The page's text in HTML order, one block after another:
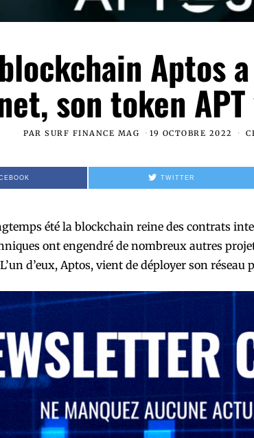
Aptos
son token
PARSURF FINANCE MAG 19 OCTOBRE 2022
TWITTER
été la blockchain reine des contrats
ont engendré de nombreux autres
d’eux, Aptos, vient de déployer son réseau